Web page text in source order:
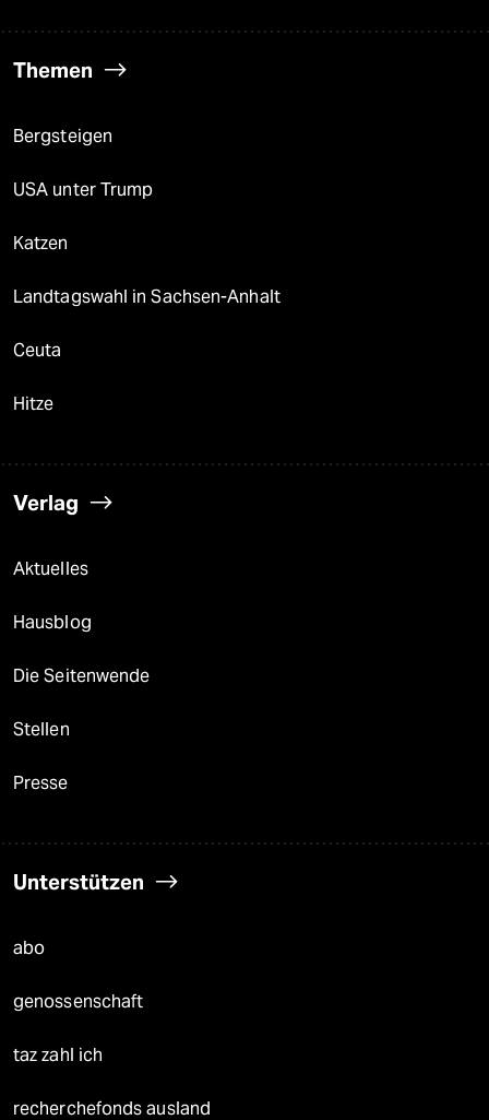
Themen
Bergsteigen
USA unter Trump
Katzen
Landtagswahl in Sachsen-Anhalt
Ceuta
Hitze
Verlag
Aktuelles
Hausblog
Die Seitenwende
Stellen
Presse
Unterstützen
abo
genossenschaft
taz zahl ich
recherchefonds ausland